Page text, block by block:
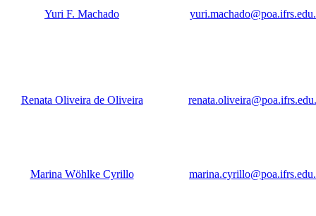
Yuri F. Machado
Renata Oliveira de Oliveira
Marina Wöhlke Cyrillo